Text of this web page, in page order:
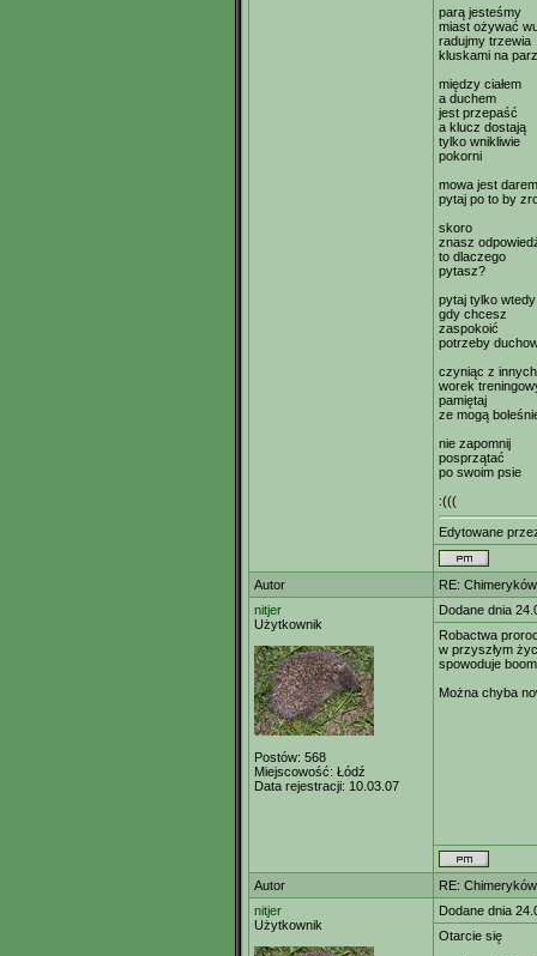
parą jesteśmy
miast ożywać
radujmy trzewia
kluskami na
między ciałem
a duchem
jest przepaść
a klucz dostają
tylko wnikliwie
pokorni
mowa jest darem
pytaj po to by
skoro
znasz
to dlaczego
pytasz?
pytaj tylko wtedy
gdy chcesz
zaspokoić
potrzeby
czyniąc z innych
worek
pamiętaj
ze mogą
nie zapomnij
posprzątać
po swoim psie
:(((
Edytowane
Autor
RE:
nitjer
Użytkownik
Postów: 568
Miejscowość: Łódź
Data rejestracji: 10.03.07
Dodane dnia
Robactwa
w przyszłym
spowoduje
Można chyba
Autor
RE:
nitjer
Użytkownik
Dodane dnia
Otarcie się